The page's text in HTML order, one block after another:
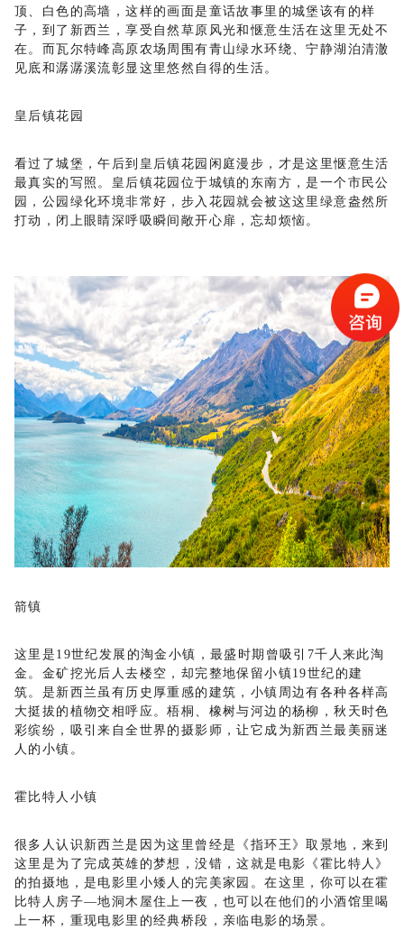
顶、白色的高墙，这样的画面是童话故事里的城堡该有的样
子，到了新西兰，享受自然草原风光和惬意生活在这里无处不
在。而瓦尔特峰高原农场周围有青山绿水环绕、宁静湖泊清澈
见底和潺潺溪流彰显这里悠然自得的生活。
皇后镇花园
看过了城堡，午后到皇后镇花园闲庭漫步，才是这里惬意生活
最真实的写照。皇后镇花园位于城镇的东南方，是一个市民公
园，公园绿化环境非常好，步入花园就会被这这里绿意盎然所
打动，闭上眼睛深呼吸瞬间敞开心扉，忘却烦恼。
箭镇
这里是 19世纪发展的淘金小镇，最盛时期曾吸引7千人来此淘
金。金矿挖光后人去楼空，却完整地保留小镇19世纪的建
筑。是新西兰虽有历史厚重感的建筑，小镇周边有各种各样高
大挺拔的植物交相呼应。梧桐、橡树与河边的杨柳，秋天时色
彩缤纷，吸引来自全世界的摄影师，让它成为新西兰最美丽迷
人的小镇。
霍比特人小镇
很多人认识新西兰是因为这里曾经是《指环王》取景地，来到
这里是为了完成英雄的梦想，没错，这就是电影《霍比特人》
的拍摄地，是电影里小矮人的完美家园。在这里，你可以在霍
比特人房子—地洞木屋住上一夜，也可以在他们的小酒馆里喝
上一杯，重现电影里的经典桥段，亲临电影的场景。